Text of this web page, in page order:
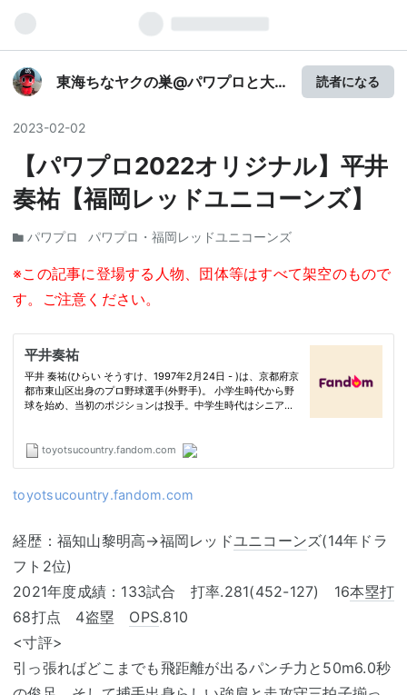
東海ちなヤクの巣@パワプロと大
読者になる
2023-02-02
【パワプロ2022オリジナル】平井
奏祐【福岡レッドユニコーンズ】
パワプロ パワプロ・福岡レッドユニコーンズ
※この記事に登場する人物、団体等はすべて架空のもので
す。ご注意ください。
toyotsucountry.fandom.com
経歴：福知山黎明高→福岡レッドユニコーンズ(14年ドラ
フト2位)
2021年度成績：133試合 打率.281(452-127) 16本塁打
68打点 4盗塁 OPS.810
<寸評>
引っ張ればどこまでも飛距離が出るパンチ力と50m6.0秒